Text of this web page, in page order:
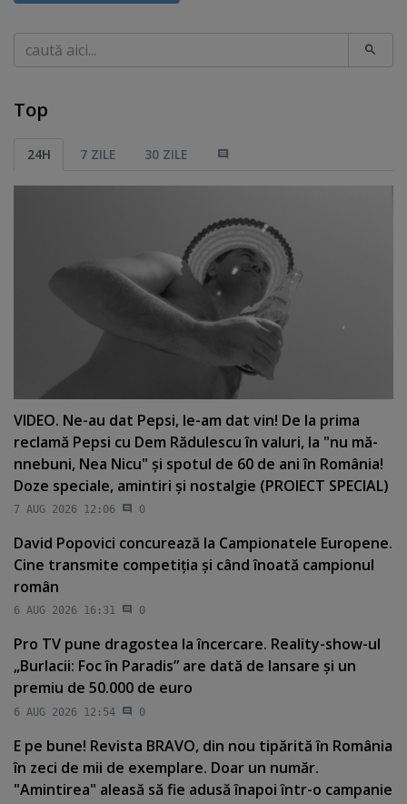
Caută
Top
24H 7 ZILE 30 ZILE
VIDEO. Ne-au dat Pepsi, le-am dat vin! De la prima
reclamă Pepsi cu Dem Rădulescu în valuri, la "nu mă-
nnebuni, Nea Nicu" şi spotul de 60 de ani în România!
Doze speciale, amintiri şi nostalgie (PROIECT SPECIAL)
7 AUG 2026 12:06 0
David Popovici concurează la Campionatele Europene.
Cine transmite competiţia şi când înoată campionul
român
6 AUG 2026 16:31 0
Pro TV pune dragostea la încercare. Reality-show-ul
„Burlacii: Foc în Paradis” are dată de lansare şi un
premiu de 50.000 de euro
6 AUG 2026 12:54 0
E pe bune! Revista BRAVO, din nou tipărită în România
în zeci de mii de exemplare. Doar un număr.
"Amintirea" aleasă să fie adusă înapoi într-o campanie